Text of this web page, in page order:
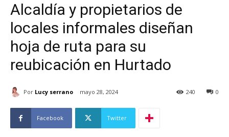
Alcaldía y propietarios de
locales informales diseñan
hoja de ruta para su
reubicación en Hurtado
Por Lucy serrano mayo 28, 2024 0
240
Facebook Twitter